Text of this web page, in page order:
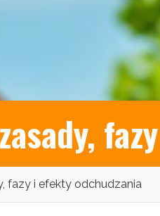
fazy i efekty odchudzania